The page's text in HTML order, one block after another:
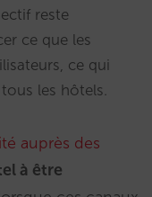
reste
ce que les
ce qui
les hôtels.
auprès des
à être